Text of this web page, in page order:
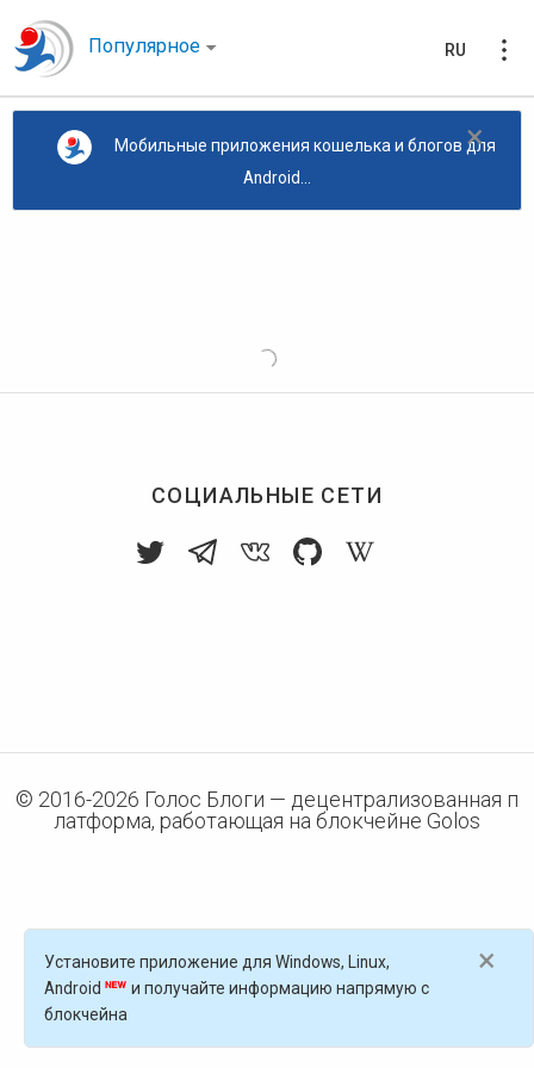
Популярное RU
×
Мобильные приложения кошелька и блогов для
Android...
СОЦИАЛЬНЫЕ СЕТИ
© 2016-2026 Голос Блоги — децентрализованная п
латформа, работающая на блокчейне Golos
×
Установите приложение для Windows, Linux,
Android
и получайте информацию напрямую с
блокчейна